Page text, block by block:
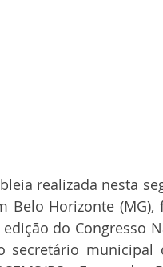
realizada nesta
Belo Horizonte
do Congresso
secretário